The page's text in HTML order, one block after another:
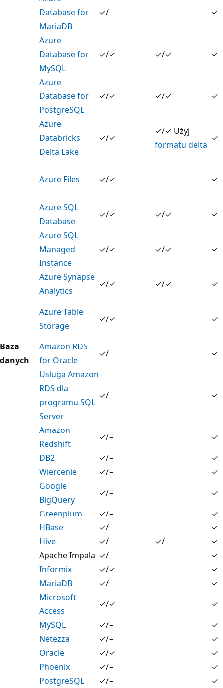
Database for
MariaDB
✓/− ✓
Azure
Database for
MySQL
✓/✓ ✓/✓ ✓
Azure
Database for
PostgreSQL
✓/✓ ✓/✓ ✓
Azure
Databricks
Delta Lake
✓/✓
✓/✓ Użyj
formatu delta
✓
Azure Files ✓/✓ ✓
Azure SQL
Database
✓/✓ ✓/✓
✓
Azure SQL
Managed
Instance
✓/✓ ✓/✓ ✓
Azure Synapse
Analytics
✓/✓ ✓/✓ ✓
Azure Table
Storage
✓/✓ ✓
Baza
danych
Amazon RDS
for Oracle
✓/−
✓
Usługa Amazon
RDS dla
programu SQL
Server
✓/− ✓
Amazon
Redshift
✓/−
✓
DB2
✓/−
✓
Wiercenie
✓/−
✓
Google
BigQuery
✓/−
✓
Greenplum
✓/−
✓
HBase
✓/−
✓
Hive
✓/− ✓/−
✓
Apache Impala ✓/−
✓
Informix
✓/✓
✓
MariaDB
✓/−
✓
Microsoft
Access
✓/✓
✓
MySQL
✓/−
✓
Netezza
✓/−
✓
Oracle
✓/✓
✓
Phoenix
✓/−
✓
PostgreSQL
✓/− ✓